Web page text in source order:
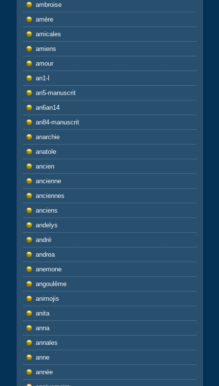
ambroise
amère
amicales
amiens
amour
an1-l
an5-manuscrit
an6an14
an84-manuscrit
anarchie
anatole
ancien
ancienne
anciennes
anciens
andelys
andré
andrea
anemone
angoulême
animojis
anita
anna
annales
anne
année